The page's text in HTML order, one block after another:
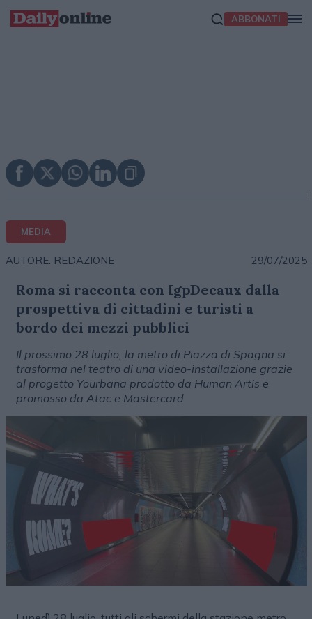
ABBONATI
MEDIA
AUTORE: REDAZIONE 29/07/2025
Roma si racconta con IgpDecaux dalla
prospettiva di cittadini e turisti a
bordo dei mezzi pubblici
Il prossimo 28 luglio, la metro di Piazza di Spagna si
trasforma nel teatro di una video-installazione grazie
al progetto Yourbana prodotto da Human Artis e
promosso da Atac e Mastercard